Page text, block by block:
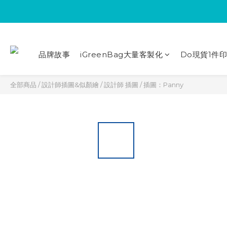
品牌故事 iGreenBag大量客製化 Do現貨1件
全部商品 /設計師插圖&似顏繪 /設計師 插圖 /插圖：Panny